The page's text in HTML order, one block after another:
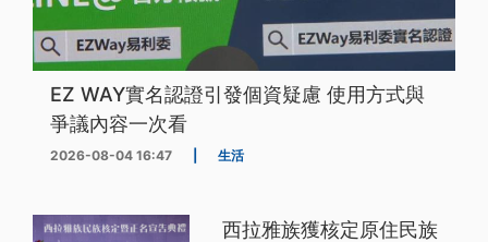
EZ WAY實名認證引發個資疑慮 使用方式與
爭議內容一次看
2026-08-04 16:47 生活
西拉雅族獲核定原住民族